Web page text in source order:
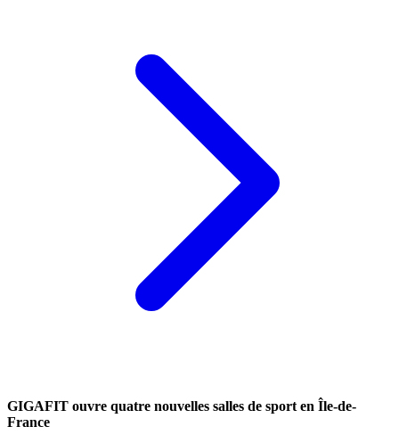
GIGAFIT ouvre quatre nouvelles salles de sport en Île-de-
France